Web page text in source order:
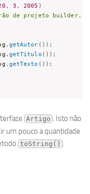
, 3 , 2005 )
de projeto
. getAutor ( ) ) ;
. getTitulo ( ) ) ;
. getTexto ( ) ) ;
Artigo . Isto não
um pouco a quantidade
toString() .